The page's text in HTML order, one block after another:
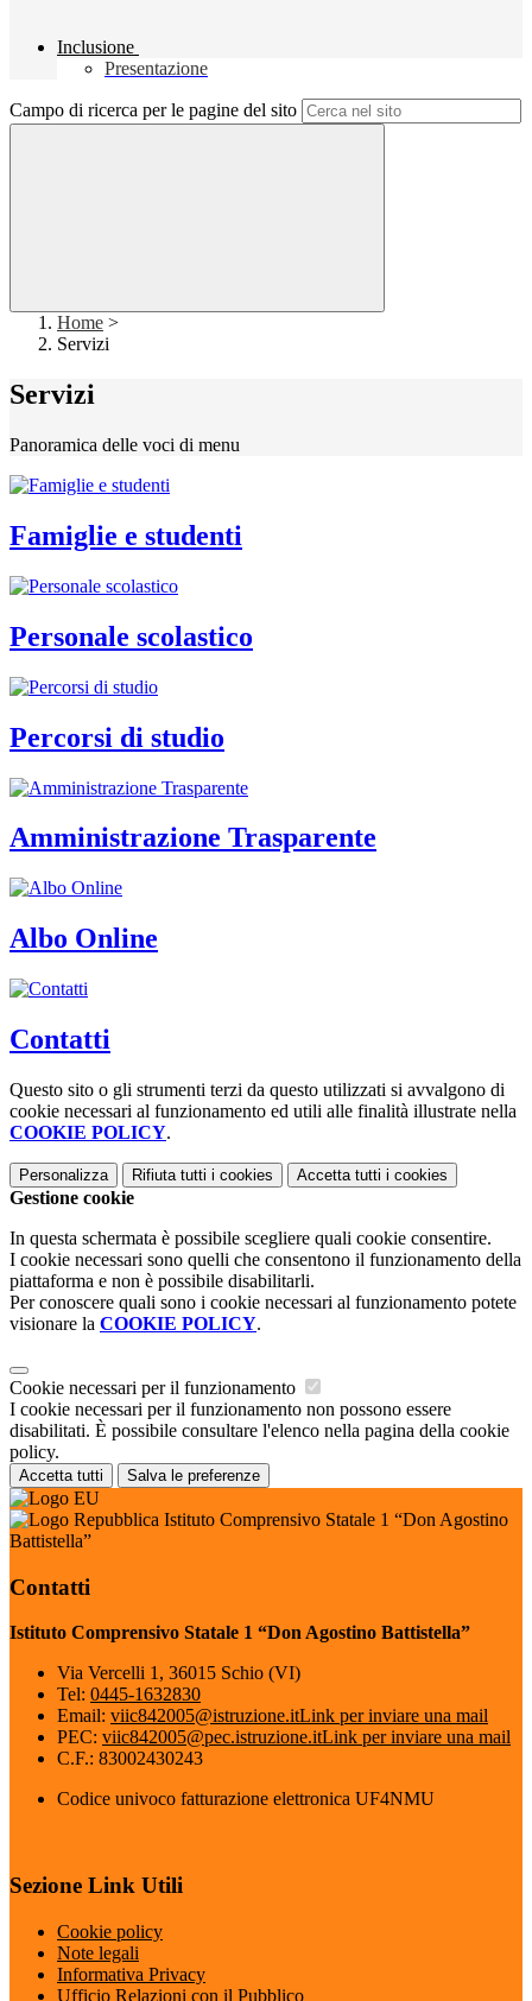
Inclusione
Presentazione
Campo di ricerca per le pagine del sito
Home >
Servizi
Servizi
Panoramica delle voci di menu
Famiglie e studenti
Personale scolastico
Percorsi di studio
Amministrazione Trasparente
Albo Online
Contatti
Questo sito o gli strumenti terzi da questo utilizzati si avvalgono di
cookie necessari al funzionamento ed utili alle finalità illustrate nella
COOKIE POLICY.
Personalizza Rifiuta tutti i cookies Accetta tutti i cookies
Gestione cookie
In questa schermata è possibile scegliere quali cookie consentire.
I cookie necessari sono quelli che consentono il funzionamento della
piattaforma e non è possibile disabilitarli.
Per conoscere quali sono i cookie necessari al funzionamento potete
visionare la COOKIE POLICY.
Cookie necessari per il funzionamento
I cookie necessari per il funzionamento non possono essere
disabilitati. È possibile consultare l'elenco nella pagina della cookie
policy.
Accetta tutti Salva le preferenze
Istituto Comprensivo Statale 1 “Don Agostino
Battistella”
Contatti
Istituto Comprensivo Statale 1 “Don Agostino Battistella”
Via Vercelli 1, 36015 Schio (VI)
Tel: 0445-1632830
Email: viic842005@istruzione.itLink per inviare una mail
PEC: viic842005@pec.istruzione.itLink per inviare una mail
C.F.: 83002430243
Codice univoco fatturazione elettronica UF4NMU
Sezione Link Utili
Cookie policy
Note legali
Informativa Privacy
Ufficio Relazioni con il Pubblico